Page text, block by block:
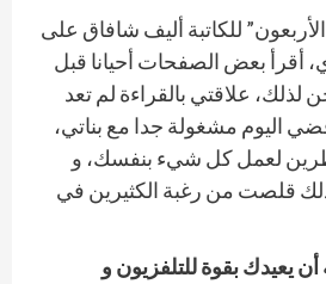
للكاتبة أليف شافاق على
أقرأ بعض الصفحات أحيانا قبل
لذلك، علاقتي بالقراءة لم تعد
اليوم مشغولة جدا مع بناتي،
لعمل كل شيء بنفسك، و
قلصت من رغبة الكثيرين في
يعيدك بقوة للتلفزيون و